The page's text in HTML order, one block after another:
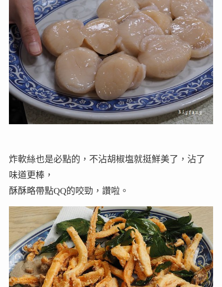
炸軟絲也是必點的，不沾胡椒塩就挺鮮美了，沾了
味道更棒，
酥酥略帶點QQ的咬勁，讚啦。